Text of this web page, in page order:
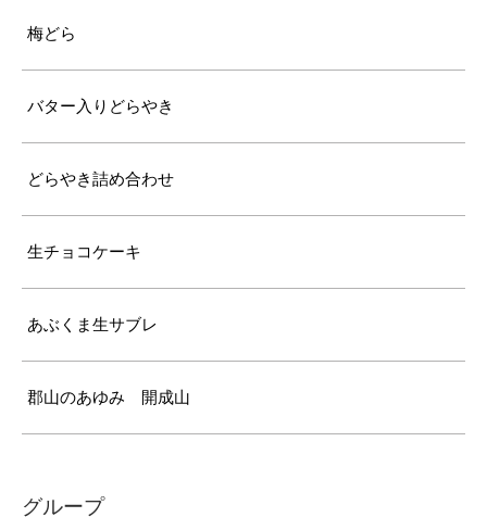
梅どら
バター入りどらやき
どらやき詰め合わせ
生チョコケーキ
あぶくま生サブレ
郡山のあゆみ 開成山
グループ